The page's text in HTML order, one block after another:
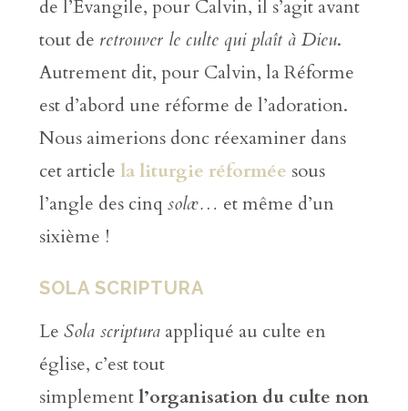
de l’Évangile, pour Calvin, il s’agit avant
tout de retrouver le culte qui plaît à Dieu.
Autrement dit, pour Calvin, la Réforme
est d’abord une réforme de l’adoration.
Nous aimerions donc réexaminer dans
cet article la liturgie réformée sous
l’angle des cinq solæ… et même d’un
sixième !
SOLA SCRIPTURA
Le Sola scripturaappliqué au culte en
église, c’est tout
simplementl’organisation du culte non